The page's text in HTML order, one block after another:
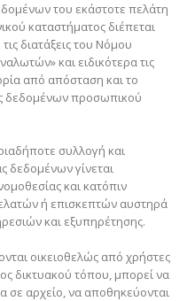
του εκάστοτε πελάτη
καταστήματος διέπεται
διατάξεις του Νόμου
και ειδικότερα τις
από απόσταση και το
δεδομένων προσωπικού
συλλογή και
δεδομένων γίνεται
και κατόπιν
ή επισκεπτών αυστηρά
και εξυπηρέτησης.
οικειοθελώς από χρήστες
δικτυακού τόπου, μπορεί να
σε αρχείο, να αποθηκεύονται